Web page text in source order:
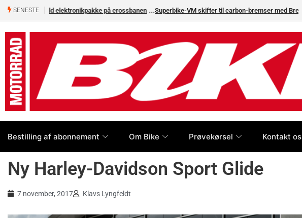
SENESTE Superbike-VM skifter til carbon-bremser med Brembo som eneleverandør
Bestilling af abonnement Om Bike Prøvekørsel Kontakt os
Ny Harley-Davidson Sport Glide
7 november, 2017 Klavs Lyngfeldt